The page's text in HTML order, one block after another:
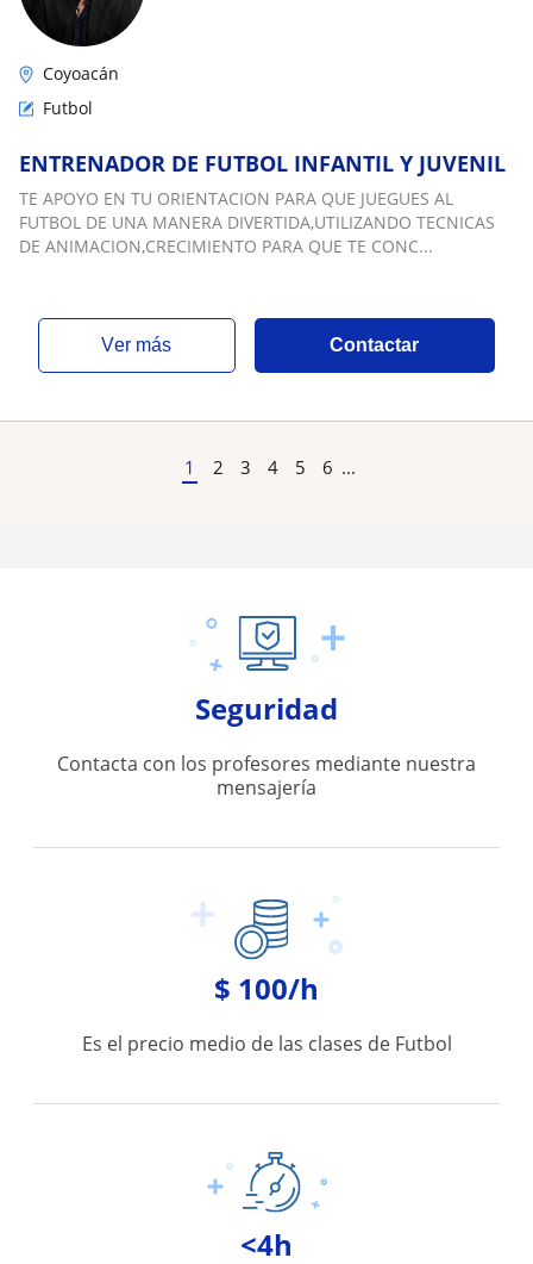
Coyoacán
Futbol
ENTRENADOR DE FUTBOL INFANTIL Y JUVENIL
TE APOYO EN TU ORIENTACION PARA QUE JUEGUES AL
FUTBOL DE UNA MANERA DIVERTIDA,UTILIZANDO TECNICAS
DE ANIMACION,CRECIMIENTO PARA QUE TE CONC...
ver más Contactar
1 2 3 4 5 6 ...
Seguridad
Contacta con los profesores mediante nuestra
mensajería
$ 100/h
Es el precio medio de las clases de Futbol
<4h